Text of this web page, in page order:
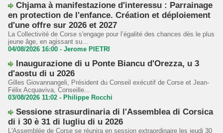
Chjama à manifestazione d'interessu : Parrainage
en protection de l'enfance. Création et déploiement
d'une offre sur 2026 et 2027
La Collectivité de Corse s'engage pour l’égalité des chances dès le plus
jeune âge, en agissant su...
04/08/2026 16:00 - Jerome PIETRI
Inaugurazione di u Ponte Biancu d'Orezza, u 3
d'aostu di u 2026
Gilles Giovannangeli, Président du Conseil exécutif de Corse et Jean-
Félix Acquaviva, Conseille...
03/08/2026 11:02 - Philippe Rocchi
Sessione strasurdinaria di l'Assemblea di Corsica
di i 30 è 31 di lugliu di u 2026
L'Assemblée de Corse se réunira en session extraordinaire les jeudi 30